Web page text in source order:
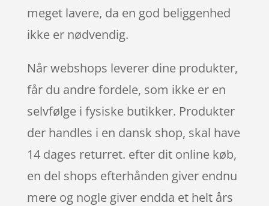
meget lavere, da en god beliggenhed
ikke er nødvendig.
Når webshops leverer dine produkter,
får du andre fordele, som ikke er en
selvfølge i fysiske butikker. Produkter
der handles i en dansk shop, skal have
14 dages returret. efter dit online køb,
en del shops efterhånden giver endnu
mere og nogle giver endda et helt års